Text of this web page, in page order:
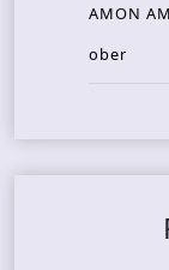
AMON
ober